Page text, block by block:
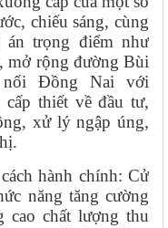
chiếu sáng, cùng
trọng điểm như
mở rộng đường Bùi
nối Đồng Nai với
cấp thiết về đầu tư,
xử lý ngập úng,
hành chính: Cử
năng tăng cường
chất lượng thu